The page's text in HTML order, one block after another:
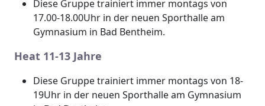
Diese Gruppe trainiert immer montags von
17.00-18.00Uhr in der neuen Sporthalle am
Gymnasium in Bad Bentheim.
Heat 11-13 Jahre
Diese Gruppe trainiert immer montags von 18-
19Uhr in der neuen Sporthalle am Gymnasium